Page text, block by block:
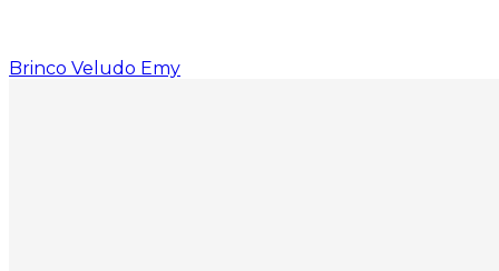
Brinco Veludo Emy